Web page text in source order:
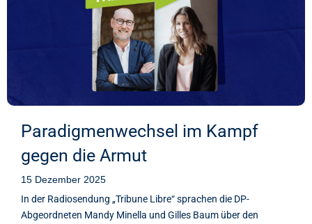
Paradigmenwechsel im Kampf
gegen die Armut
15 Dezember 2025
In der Radiosendung „Tribune Libre“ sprachen die DP-
Abgeordneten Mandy Minella und Gilles Baum über den